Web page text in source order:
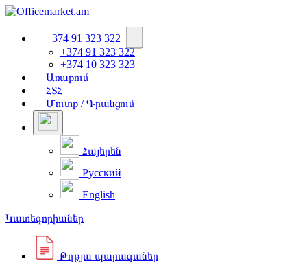
+374 91 323 322
+374 91 323 322
+374 10 323 323
Առաքում
ՀՏՀ
Մուտք / Գրանցում
Հայերեն
Русский
English
Կատեգորիաներ
Թղթյա պարագաներ